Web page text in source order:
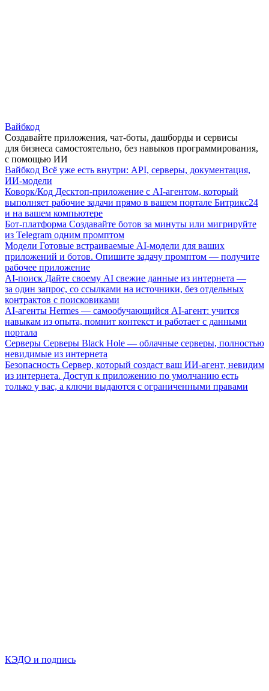
Вайбкод
Создавайте приложения, чат-боты, дашборды и сервисы
для бизнеса самостоятельно, без навыков программирования,
с помощью ИИ
Вайбкод Всё уже есть внутри: API, серверы, документация,
ИИ-модели
Коворк/Код Десктоп-приложение с AI-агентом, который
выполняет рабочие задачи прямо в вашем портале Битрикс24
и на вашем компьютере
Бот-платформа Создавайте ботов за минуты или мигрируйте
из Telegram одним промптом
Модели Готовые встраиваемые AI-модели для ваших
приложений и ботов. Опишите задачу промптом — получите
рабочее приложение
AI-поиск Дайте своему AI свежие данные из интернета —
за один запрос, со ссылками на источники, без отдельных
контрактов с поисковиками
AI-агенты Hermes — самообучающийся AI-агент: учится
навыкам из опыта, помнит контекст и работает с данными
портала
Серверы Серверы Black Hole — облачные серверы, полностью
невидимые из интернета
Безопасность Сервер, который создаст ваш ИИ-агент, невидим
из интернета. Доступ к приложению по умолчанию есть
только у вас, а ключи выдаются с ограниченными правами
КЭДО и подпись